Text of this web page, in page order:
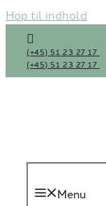
Hop til indhold
(+45) 51 23 27 17
(+45) 51 23 27 17
Menu